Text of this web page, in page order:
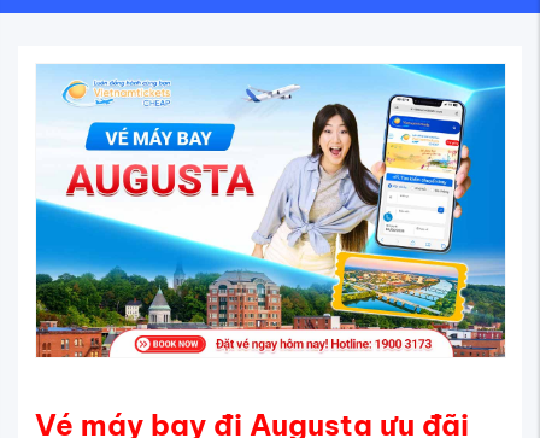
Vé máy bay đi Augusta ưu đãi